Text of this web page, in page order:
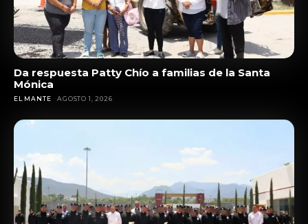
Da respuesta Patty Chío a familias de la Santa
Mónica
EL MANTE AGOSTO 1, 2026